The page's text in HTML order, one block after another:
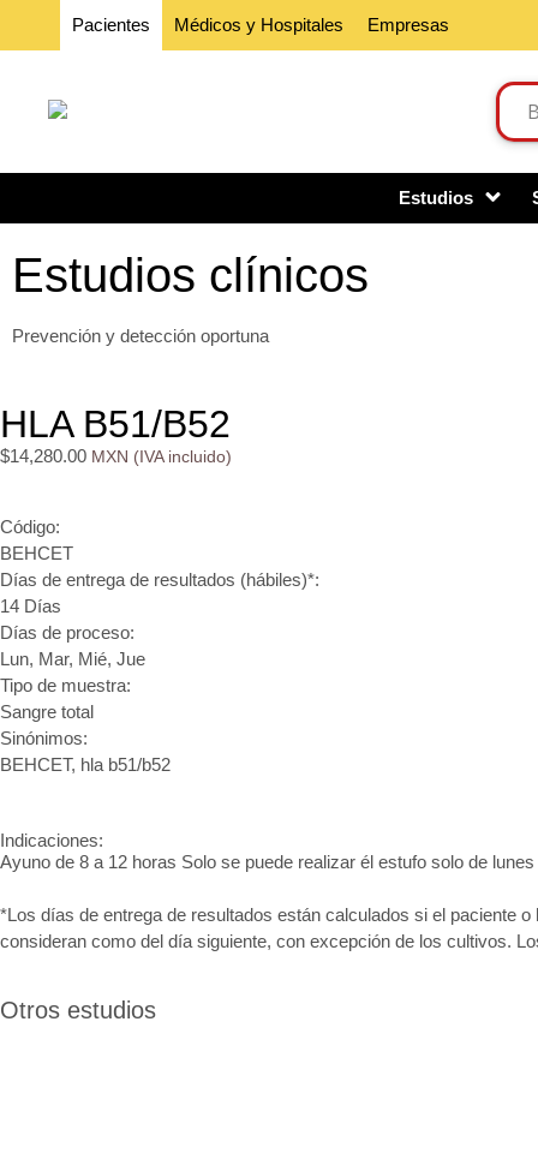
Pacientes Médicos y Hospitales Empresas
Estudios
Estudios clínicos
Prevención y detección oportuna
HLA B51/B52
$14,280.00
Código:
BEHCET
Días de entrega de resultados (hábiles)*:
14 Días
Días de proceso:
Lun, Mar, Mié, Jue
Tipo de muestra:
Sangre total
Sinónimos:
BEHCET, hla b51/b52
Indicaciones:
Ayuno de 8 a 12 horas Solo se puede realizar él estufo solo de
*Los días de entrega de resultados están calculados si el paciente
consideran como del día siguiente, con excepción de los cultivos.
Otros estudios